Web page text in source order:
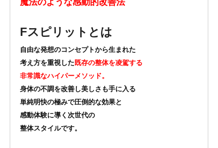
魔法のような感動的改善法
Fスピリット とは
自由な発想のコンセプトから生まれた
考え方を重視した既存の整体を凌駕する
非常識なハイパーメソッド。
身体の不調を改善し美しさも手に入る
単純明快の極みで圧倒的な効果と
感動体験に導く次世代の
整体スタイルです。